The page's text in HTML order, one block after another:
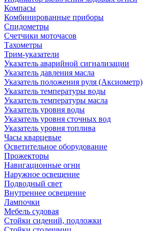
Компасы
Комбинированные приборы
Спидометры
Счетчики моточасов
Тахометры
Трим-указатели
Указатель аварийной сигнализации
Указатель давления масла
Указатель положения руля (Аксиометр)
Указатель температуры воды
Указатель температуры масла
Указатель уровня воды
Указатель уровня сточных вод
Указатель уровня топлива
Часы кварцевые
Осветительное оборудование
Прожекторы
Навигационные огни
Наружное освещение
Подводный свет
Внутреннее освещение
Лампочки
Мебель судовая
Стойки сидений, подложки